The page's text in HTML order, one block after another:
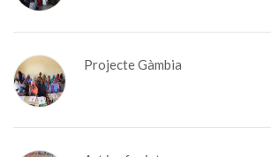
Projecte Gàmbia